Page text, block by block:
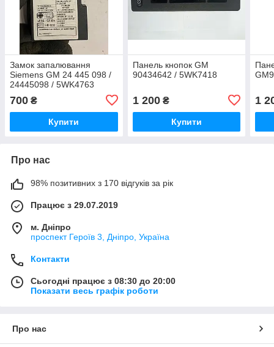
Замок запалювання
Siemens GM 24 445 098 /
24445098 / 5WK4763
700 ₴
Купити
Панель кнопок GM
90434642 / 5WK7418
1 200₴
Купити
1
Про нас
98% позитивних з 170 відгуків за рік
Працює з 29.07.2019
м. Дніпро
проспект Героїв 3, Дніпро, Україна
Контакти
Сьогодні працює з 08:30 до 20:00
Показати весь графік роботи
Про нас